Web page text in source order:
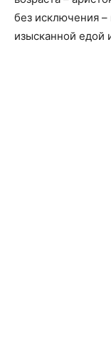
без исключения
изысканной едой